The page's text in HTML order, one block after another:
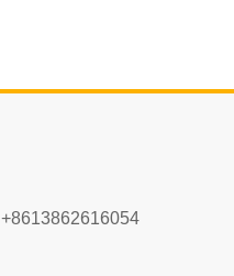
+8613862616054